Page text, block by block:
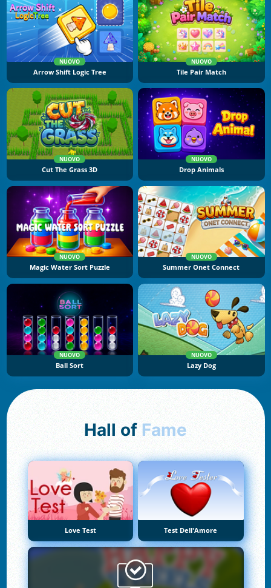
NUOVO
Arrow Shift Logic Tree
NUOVO
Tile Pair Match
NUOVO
Cut The Grass 3D
NUOVO
Drop Animals
NUOVO
Magic Water Sort Puzzle
NUOVO
Summer Onet Connect
NUOVO
Ball Sort
NUOVO
Lazy Dog
Hall of Fame
Love Test Test Dell'Amore